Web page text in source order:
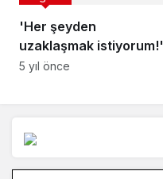
'Her şeyden
uzaklaşmak istiyorum!'
5 yıl önce